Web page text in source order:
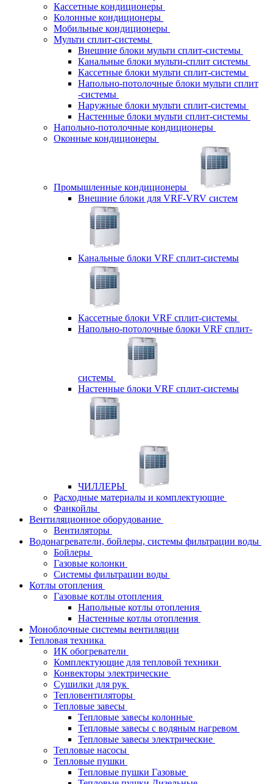
Кассетные кондиционеры
Колонные кондиционеры
Мобильные кондиционеры
Мульти сплит-системы
Внешние блоки мульти сплит-системы
Канальные блоки мульти-сплит системы
Кассетные блоки мульти сплит-системы
Напольно-потолочные блоки мульти сплит
-системы
Наружные блоки мульти сплит-системы
Настенные блоки мульти сплит-системы
Напольно-потолочные кондиционеры
Оконные кондиционеры
Промышленные кондиционеры
Внешние блоки для VRF-VRV систем
Канальные блоки VRF сплит-системы
Кассетные блоки VRF сплит-системы
Напольно-потолочные блоки VRF сплит-
системы
Настенные блоки VRF сплит-системы
ЧИЛЛЕРЫ
Расходные материалы и комплектующие
Фанкойлы
Вентиляционное оборудование
Вентиляторы
Водонагреватели, бойлеры, системы фильтрации воды
Бойлеры
Газовые колонки
Системы фильтрации воды
Котлы отопления
Газовые котлы отопления
Напольные котлы отопления
Настенные котлы отопления
Моноблочные системы вентиляции
Тепловая техника
ИК обогреватели
Комплектующие для тепловой техники
Конвекторы электрические
Сушилки для рук
Тепловентиляторы
Тепловые завесы
Тепловые завесы колонные
Тепловые завесы с водяным нагревом
Тепловые завесы электрические
Тепловые насосы
Тепловые пушки
Тепловые пушки Газовые